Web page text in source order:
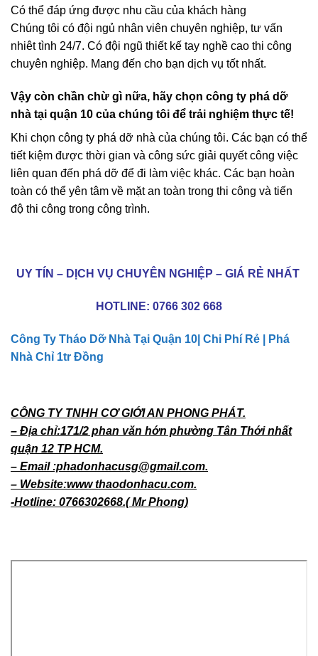
Có thể đáp ứng được nhu cầu của khách hàng
Chúng tôi có đội ngủ nhân viên chuyên nghiệp, tư vấn
nhiêt tình 24/7. Có đội ngũ thiết kế tay nghề cao thi công
chuyên nghiệp. Mang đến cho bạn dịch vụ tốt nhất.
Vậy còn chần chừ gì nữa, hãy chọn công ty phá dỡ
nhà tại quận 10 của chúng tôi để trải nghiệm thực tế!
Khi chọn công ty phá dỡ nhà của chúng tôi. Các bạn có thể
tiết kiệm được thời gian và công sức giải quyết công việc
liên quan đến phá dỡ để đi làm việc khác. Các bạn hoàn
toàn có thể yên tâm về mặt an toàn trong thi công và tiến
độ thi công trong công trình.
UY TÍN – DỊCH VỤ CHUYÊN NGHIỆP – GIÁ RẺ NHẤT
HOTLINE: 0766 302 668
Công Ty Tháo Dỡ Nhà Tại Quận 10| Chi Phí Rẻ | Phá
Nhà Chỉ 1tr Đồng
CÔNG TY TNHH CƠ GIỚI AN PHONG PHÁT.
– Địa chỉ:171/2 phan văn hớn phường Tân Thới nhất
quận 12 TP HCM.
– Email :phadonhacusg@gmail.com.
– Website:www thaodonhacu.com.
-Hotline: 0766302668.( Mr Phong)